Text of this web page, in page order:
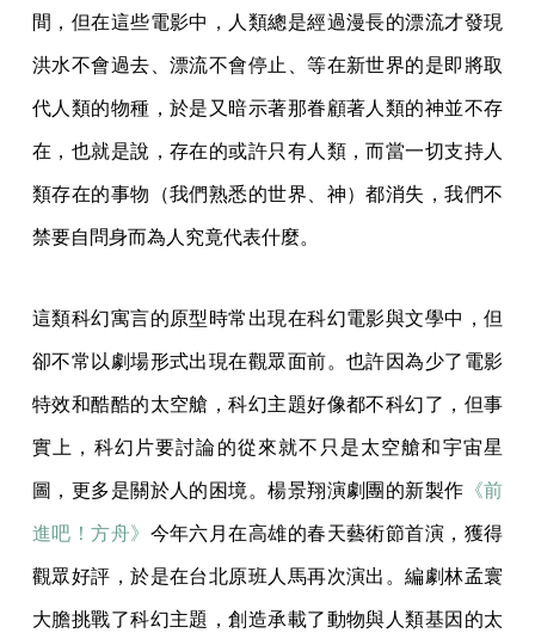
間，但在這些電影中，人類總是經過漫長的漂流才發現
洪水不會過去、漂流不會停止、等在新世界的是即將取
代人類的物種，於是又暗示著那眷顧著人類的神並不存
在，也就是說，存在的或許只有人類，而當一切支持人
類存在的事物（我們熟悉的世界、神）都消失，我們不
禁要自問身而為人究竟代表什麼。
這類科幻寓言的原型時常出現在科幻電影與文學中，但
卻不常以劇場形式出現在觀眾面前。也許因為少了電影
特效和酷酷的太空艙，科幻主題好像都不科幻了，但事
實上，科幻片要討論的從來就不只是太空艙和宇宙星
圖，更多是關於人的困境。楊景翔演劇團的新製作 《前
進吧！方舟》 今年六月在高雄的春天藝術節首演，獲得
觀眾好評，於是在台北原班人馬再次演出。編劇林孟寰
大膽挑戰了科幻主題，創造承載了動物與人類基因的太